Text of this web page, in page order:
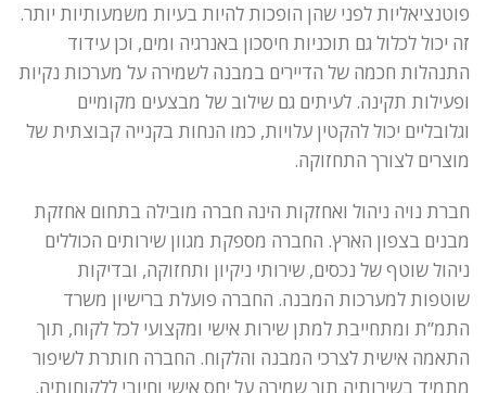
פוטנציאליות לפני שהן הופכות להיות בעיות משמעותיות יותר.
זה יכול לכלול גם תוכניות חיסכון באנרגיה ומים, וכן עידוד
התנהלות חכמה של הדיירים במבנה לשמירה על מערכות נקיות
ופעילות תקינה. לעיתים גם שילוב של מבצעים מקומיים
וגלובליים יכול להקטין עלויות, כמו הנחות בקנייה קבוצתית של
מוצרים לצורך התחזוקה.
חברת נויה ניהול ואחזקות הינה חברה מובילה בתחום אחזקת
מבנים בצפון הארץ. החברה מספקת מגוון שירותים הכוללים
ניהול שוטף של נכסים, שירותי ניקיון ותחזוקה, ובדיקות
שוטפות למערכות המבנה. החברה פועלת ברישיון משרד
התמ”ת ומתחייבת למתן שירות אישי ומקצועי לכל לקוח, תוך
התאמה אישית לצרכי המבנה והלקוח. החברה חותרת לשיפור
מתמיד בשירותיה תוך שמירה על יחס אישי וחיובי ללקוחותיה.